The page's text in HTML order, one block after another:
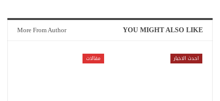
YOU MIGHT ALSO LIKE
More From Author
احدث الاخبار مقالات